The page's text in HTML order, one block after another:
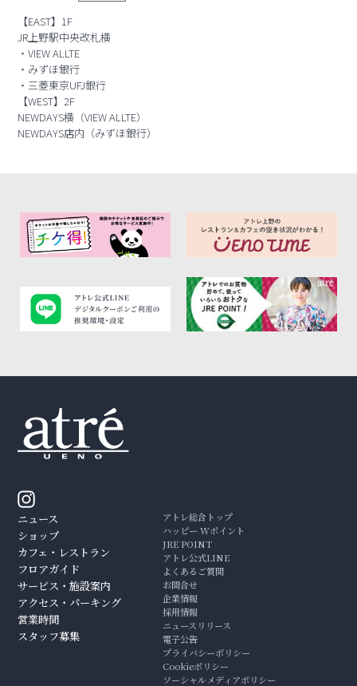
【EAST】1F
JR上野駅中央改札横
・VIEW ALLTE
・みずほ銀行
・三菱東京UFJ銀行
【WEST】2F
NEWDAYS横（VIEW ALLTE）
NEWDAYS店内（みずほ銀行）
ニュース
ショップ
カフェ・レストラン
フロアガイド
サービス・施設案内
アクセス・パーキング
営業時間
スタッフ募集
アトレ総合トップ
ハッピー Wポイント
JRE POINT
アトレ公式LINE
よくあるご質問
お問合せ
企業情報
採用情報
ニュースリリース
電子公告
プライバシーポリシー
Cookieポリシー
ソーシャルメディアポリシー